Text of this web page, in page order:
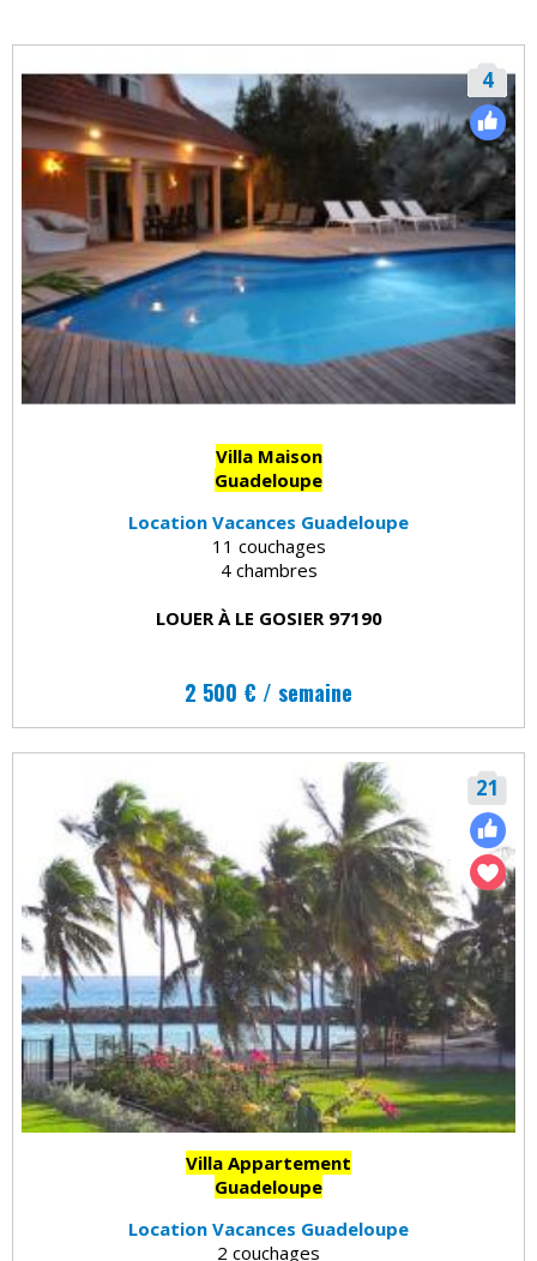
4
Villa Maison
Guadeloupe
Location Vacances Guadeloupe
11 couchages
4 chambres
LOUER À LE GOSIER 97190
2 500 € / semaine
21
Villa Appartement
Guadeloupe
Location Vacances Guadeloupe
2 couchages